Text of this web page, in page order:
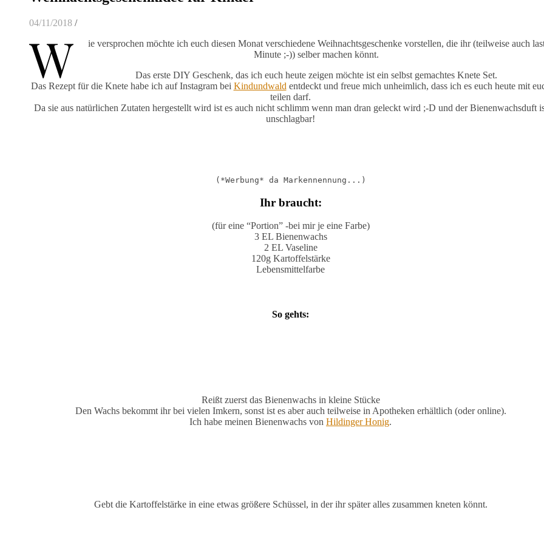
04/11/2018 /
W
ie versprochen möchte ich euch diesen Monat verschiedene Weihnachtsgeschenke vorstellen, die ihr (teilweise auch
Minute ;-)) selber machen könnt.
Das erste DIY Geschenk, das ich euch heute zeigen möchte ist ein selbst gemachtes Knete Set.
Das Rezept für die Knete habe ich auf Instagram bei Kindundwald entdeckt und freue mich unheimlich, dass ich es euch heute mit
teilen darf.
Da sie aus natürlichen Zutaten hergestellt wird ist es auch nicht schlimm wenn man dran geleckt wird ;-D und der Bienenwachsduft
unschlagbar!
(*Werbung* da Markennennung...)
Ihr braucht:
(für eine “Portion” -bei mir je eine Farbe)
3 EL Bienenwachs
2 EL Vaseline
120g Kartoffelstärke
Lebensmittelfarbe
So gehts:
Reißt zuerst das Bienenwachs in kleine Stücke
Den Wachs bekommt ihr bei vielen Imkern, sonst ist es aber auch teilweise in Apotheken erhältlich (oder online).
Ich habe meinen Bienenwachs von Hildinger Honig.
Gebt die Kartoffelstärke in eine etwas größere Schüssel, in der ihr später alles zusammen kneten könnt.